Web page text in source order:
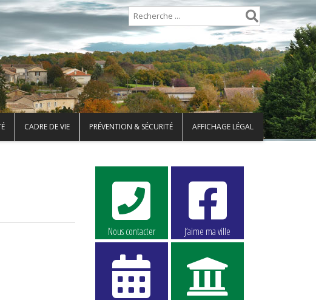
CADRE DE VIE PRÉVENTION & SÉCURITÉ AFFICHAGE LÉGAL
Nous contacter J’aime ma ville